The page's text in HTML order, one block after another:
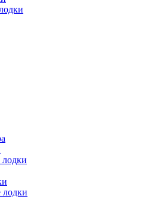
лодки